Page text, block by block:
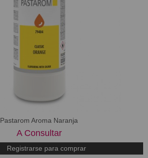
Pastarom Aroma Naranja
A Consultar
Registrarse para comprar